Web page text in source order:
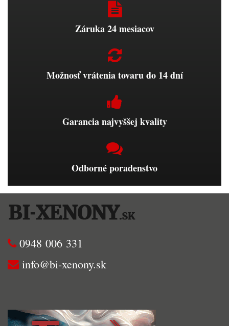
Záruka 24 mesiacov
Možnosť vrátenia tovaru do 14 dní
Garancia najvyššej kvality
Odborné poradenstvo
0948 006 331
info@bi-xenony.sk